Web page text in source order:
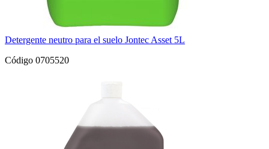
Detergente neutro para el suelo Jontec Asset 5L
Código 0705520